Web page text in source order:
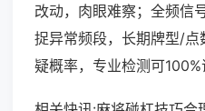
改动，肉眼难察；全频信
捉异常频段，长期牌型/
疑概率，专业检测可100%